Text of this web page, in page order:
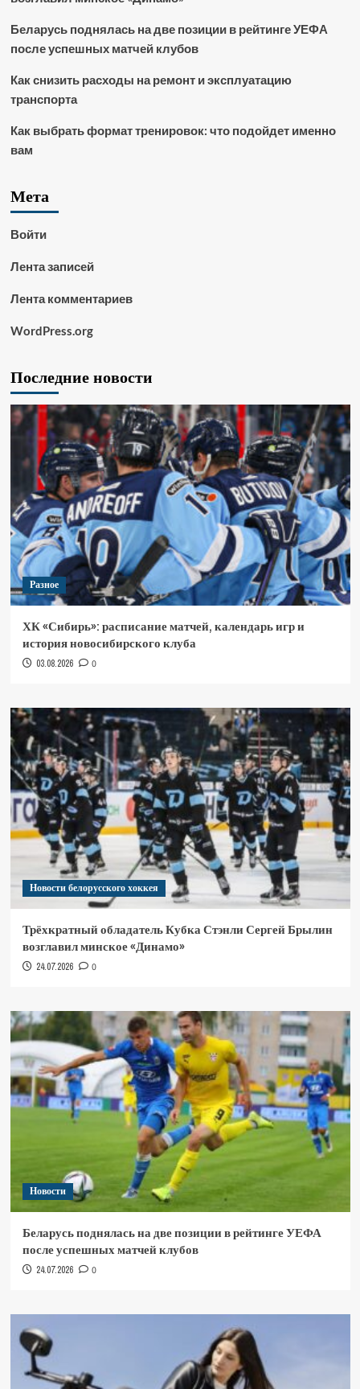
Беларусь поднялась на две позиции в рейтинге УЕФА
после успешных матчей клубов
Как снизить расходы на ремонт и эксплуатацию
транспорта
Как выбрать формат тренировок: что подойдет именно
вам
Мета
Войти
Лента записей
Лента комментариев
WordPress.org
Последние новости
Разное
ХК «Сибирь»: расписание матчей, календарь игр и
история новосибирского клуба
03.08.2026 0
Новости белорусского хоккея
Трёхкратный обладатель Кубка Стэнли Сергей Брылин
возглавил минское «Динамо»
24.07.2026 0
Новости
Беларусь поднялась на две позиции в рейтинге УЕФА
после успешных матчей клубов
24.07.2026 0